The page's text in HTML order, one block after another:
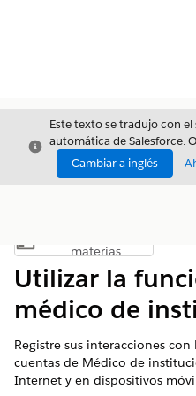
Cerrar
Este texto se tradujo con
automática de Salesforce.
Cambiar a inglés
Mostrar índice de
materias
Utilizar la
médico de
Registre sus interacciones con
cuentas de Médico de
Internet y en dispositivos